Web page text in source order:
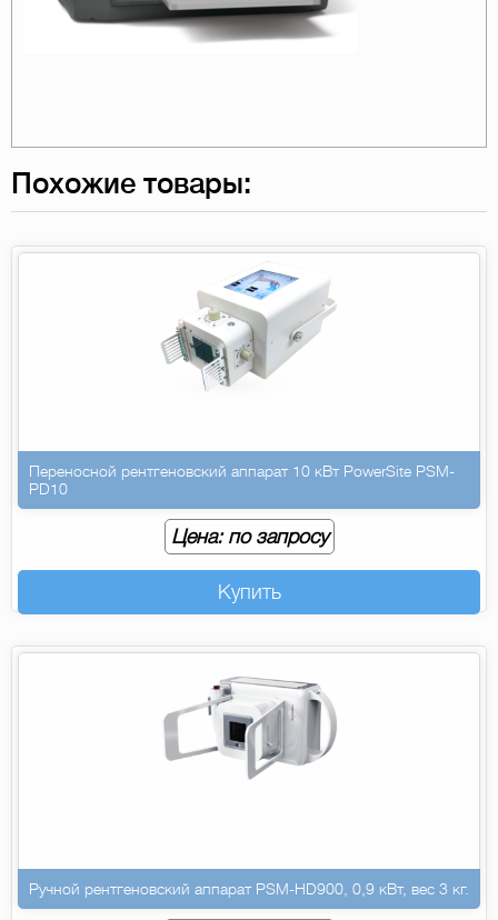
Похожие товары:
Переносной рентгеновский аппарат 10 кВт PowerSite PSM-
PD10
Цена: по запросу
Купить
Ручной рентгеновский аппарат PSM-HD900, 0,9 кВт, вес 3 кг.